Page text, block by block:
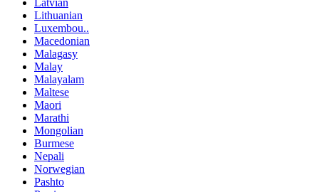
Lithuanian
Luxembou..
Macedonian
Malagasy
Malay
Malayalam
Maltese
Maori
Marathi
Mongolian
Burmese
Nepali
Norwegian
Pashto